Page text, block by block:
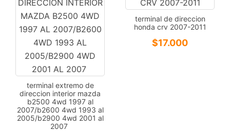
terminal extremo de
direccion interior mazda
b2500 4wd 1997 al
2007/b2600 4wd 1993 al
2005/b2900 4wd 2001 al
2007
terminal de direccion
honda crv 2007-2011
$17.000